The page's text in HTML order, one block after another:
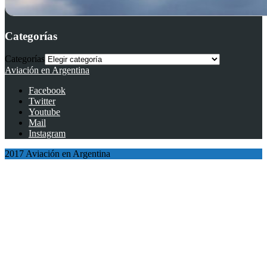
Categorías
Categorías
Aviación en Argentina
Facebook
Twitter
Youtube
Mail
Instagram
2017 Aviación en Argentina